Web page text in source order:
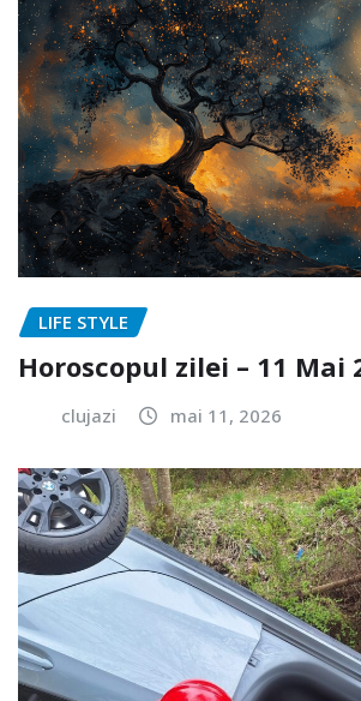
LIFE STYLE
Horoscopul zilei – 11 Mai
clujazi mai 11, 2026